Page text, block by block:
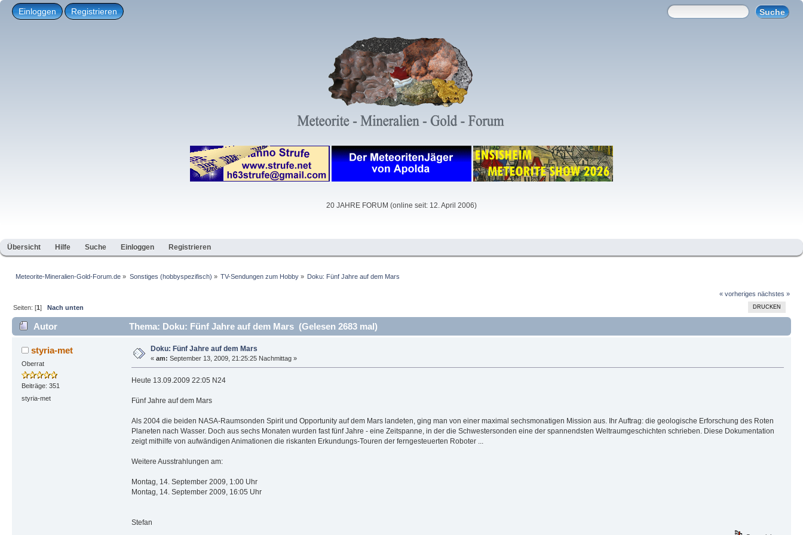
Einloggen Registrieren
20 JAHRE FORUM (online seit: 12. April 2006)
Übersicht Hilfe Suche Einloggen Registrieren
Meteorite-Mineralien-Gold-Forum.de » Sonstiges (hobbyspezifisch) » TV-Sendungen zum Hobby» Doku: Fünf Jahre auf dem Mars
« vorheriges nächstes »
DRUCKEN
Seiten: [1]Nach unten
Autor Thema: Doku: Fünf Jahre auf dem Mars (Gelesen 2683 mal)
styria-met
Oberrat
Beiträge: 351
styria-met
Doku: Fünf Jahre auf dem Mars
« am: September 13, 2009, 21:25:25 Nachmittag »
Heute 13.09.2009 22:05 N24
Fünf Jahre auf dem Mars
Als 2004 die beiden NASA-Raumsonden Spirit und Opportunity auf dem Mars landeten, ging man von einer maximal sechsmonatigen Mission aus. Ihr Auftrag: die geologische Erforschung des Roten
Planeten nach Wasser. Doch aus sechs Monaten wurden fast fünf Jahre - eine Zeitspanne, in der die Schwestersonden eine der spannendsten Weltraumgeschichten schrieben. Diese Dokumentation
zeigt mithilfe von aufwändigen Animationen die riskanten Erkundungs-Touren der ferngesteuerten Roboter ...
Weitere Ausstrahlungen am:
Montag, 14. September 2009, 1:00 Uhr
Montag, 14. September 2009, 16:05 Uhr
Stefan